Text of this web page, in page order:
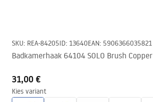
SKU: REA-84205ID: 13640EAN: 5906366035821
Badkamerhaak 64104 SOLO Brush Copper
31,00 €
Kies variant